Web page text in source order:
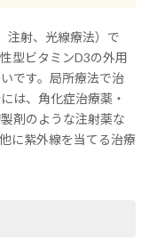
注射、光線療法）で
型ビタミンD3の外用
です。局所療法で治
は、角化症治療薬・
剤のような注射薬な
に紫外線を当てる治療